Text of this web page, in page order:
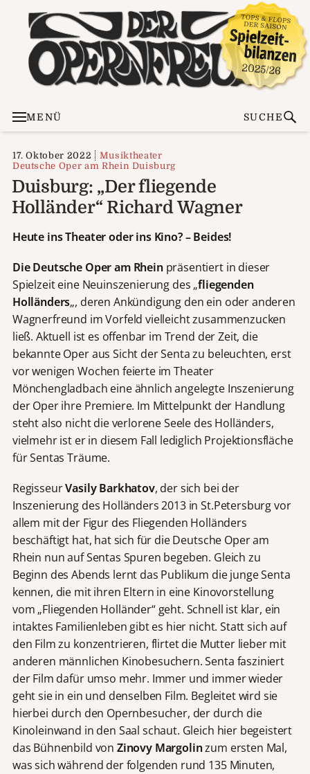
MENÜ SUCHE
17. Oktober 2022
Musiktheater
Deutsche Oper am Rhein Duisburg
Duisburg: „Der fliegende
Holländer“ Richard Wagner
Heute ins Theater oder ins Kino? – Beides!
Die Deutsche Oper am Rhein präsentiert in dieser
Spielzeit eine Neuinszenierung des „fliegenden
Holländers„, deren Ankündigung den ein oder anderen
Wagnerfreund im Vorfeld vielleicht zusammenzucken
ließ. Aktuell ist es offenbar im Trend der Zeit, die
bekannte Oper aus Sicht der Senta zu beleuchten, erst
vor wenigen Wochen feierte im Theater
Mönchengladbach eine ähnlich angelegte Inszenierung
der Oper ihre Premiere. Im Mittelpunkt der Handlung
steht also nicht die verlorene Seele des Holländers,
vielmehr ist er in diesem Fall lediglich Projektionsfläche
für Sentas Träume.
RegisseurVasily Barkhatov, der sich bei der
Inszenierung des Holländers 2013 in St.Petersburg vor
allem mit der Figur des Fliegenden Holländers
beschäftigt hat, hat sich für die Deutsche Oper am
Rhein nun auf Sentas Spuren begeben. Gleich zu
Beginn des Abends lernt das Publikum die junge Senta
kennen, die mit ihren Eltern in eine Kinovorstellung
vom „Fliegenden Holländer“ geht. Schnell ist klar, ein
intaktes Familienleben gibt es hier nicht. Statt sich auf
den Film zu konzentrieren, flirtet die Mutter lieber mit
anderen männlichen Kinobesuchern. Senta fasziniert
der Film dafür umso mehr. Immer und immer wieder
geht sie in ein und denselben Film. Begleitet wird sie
hierbei durch den Opernbesucher, der durch die
Kinoleinwand in den Saal schaut. Gleich hier begeistert
das Bühnenbild von Zinovy Margolinzum ersten Mal,
was sich während der folgenden rund 135 Minuten,